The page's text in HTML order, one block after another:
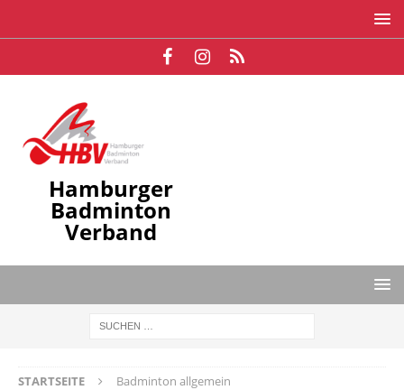
Hamburger
Badminton
Verband
STARTSEITE Badminton allgemein